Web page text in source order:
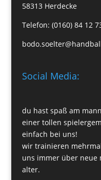
58313 Herdecke
Telefon: (0160) 84 12
Social Media:
du hast spaß am
einer tollen
einfach bei uns!
wir trainieren
uns immer über neue
alter.